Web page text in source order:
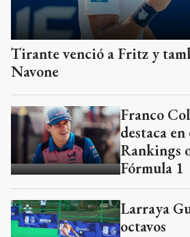
Tirante venció a Fritz y
Navone
Franco
destaca
Rankings
Fórmula 1
Larraya
octavos